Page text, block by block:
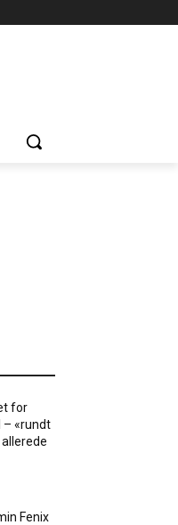
for
– «rundt
Fenix